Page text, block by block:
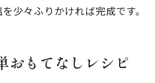
少々ふりかければ完成です。
もてなしレシピ